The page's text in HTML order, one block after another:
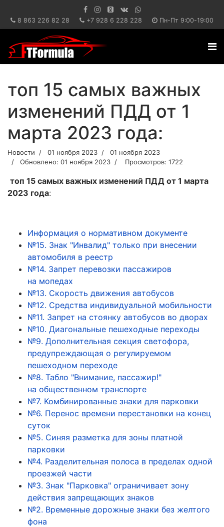
8 863 226 82 28 +7 928 6 228 228 Пн-Пт 9:00-19:00
топ 15 самых важных
изменений ПДД от 1
марта 2023 года:
Новости 01 ноября 2023
01 ноября 2023
Обновлено: 01 ноября 2023
Просмотров: 1722
топ 15 самых важных изменений ПДД от 1 марта
2023 года:
Информация о нормативном документе
№15. Знак "Инвалид" только при внесении
автомобиля в реестр
№14. Запрет перевозки пассажиров
на мопедах
№13. Скорость движения автобусов
№12. Средства индивидуальной мобильности
№11. Запрет на стоянку автобусов во дворах
№10. Диагональные пешеходные переходы
№9. Дополнительная секция светофора,
предупреждающая о регулируемом
пешеходном переходе
№8. Табло "Внимание, пассажир!"
на общественном транспорте
№7. Комбинированные знаки для парковки
№6. Перенос времени перестановки на конец
суток
№5. Синяя разметка для зоны платной
парковки
№4. Разделительная полоса в пределах одной
проезжей части
№3. Знак "Парковка" ограничивает зону
действия запрещающих знаков
№2. Временные дорожные знаки без желтого
фона